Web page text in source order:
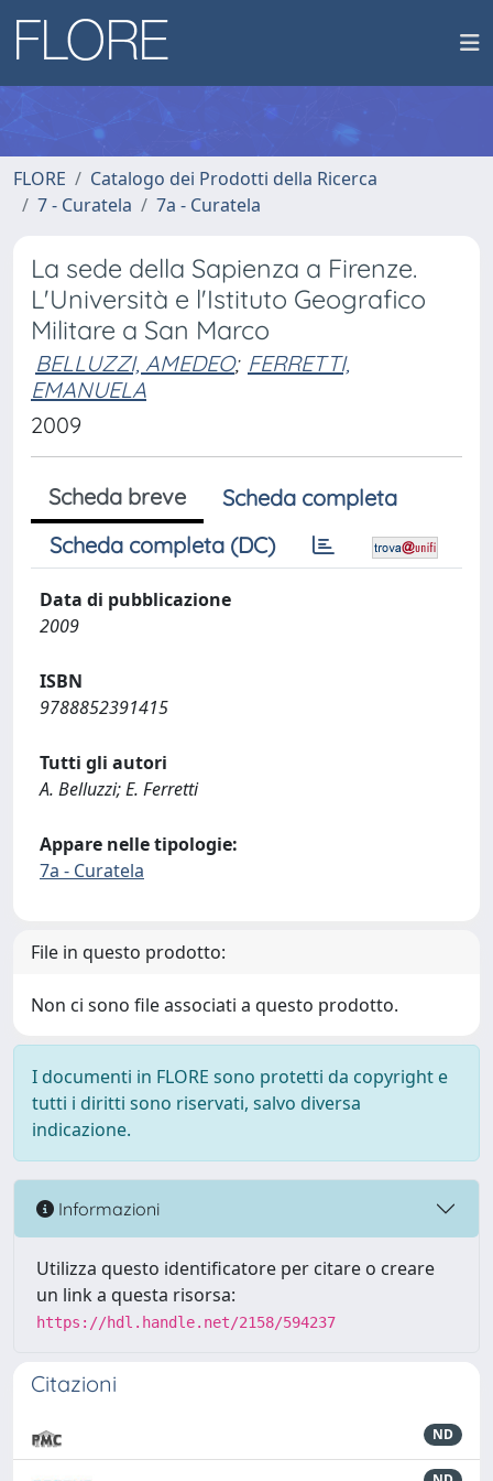
FLORE
Catalogo dei Prodotti della Ricerca
7 - Curatela
7a - Curatela
La sede della Sapienza a Firenze.
L'Università e l'Istituto Geografico
Militare a San Marco
BELLUZZI, AMEDEO; FERRETTI,
EMANUELA
2009
Scheda breve
Scheda completa
Scheda completa (DC)
Data di pubblicazione
2009
ISBN
9788852391415
Tutti gli autori
A. Belluzzi; E. Ferretti
Appare nelle tipologie:
7a - Curatela
File in questo prodotto:
Non ci sono file associati a questo prodotto.
I documenti in FLORE sono protetti da copyright e
tutti i diritti sono riservati, salvo diversa
indicazione.
Informazioni
Utilizza questo identificatore per citare o creare
un link a questa risorsa:
https://hdl.handle.net/2158/594237
Citazioni
ND